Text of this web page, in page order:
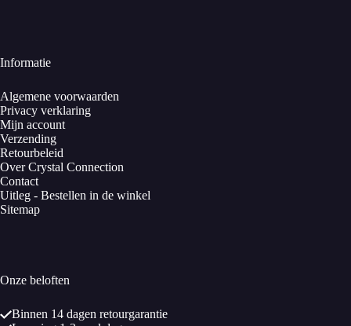
Informatie
Algemene voorwaarden
Privacy verklaring
Mijn account
Verzending
Retourbeleid
Over Crystal Connection
Contact
Uitleg - Bestellen in de winkel
Sitemap
Onze beloften
Binnen 14 dagen retourgarantie